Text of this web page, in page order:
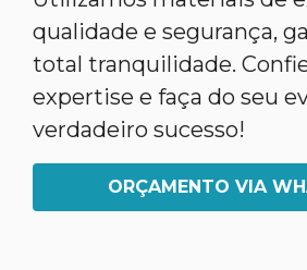
qualidade e segurança,
total tranquilidade.
expertise e faça do seu
verdadeiro sucesso!
ORÇAMENTO VIA